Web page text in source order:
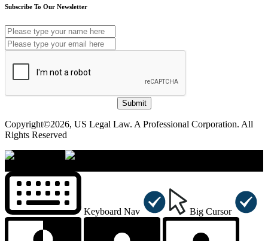
Subscribe To Our Newsletter
Submit
Copyright©2026, US Legal Law. A Professional Corporation. All
Rights Reserved
Keyboard Nav Big Cursor